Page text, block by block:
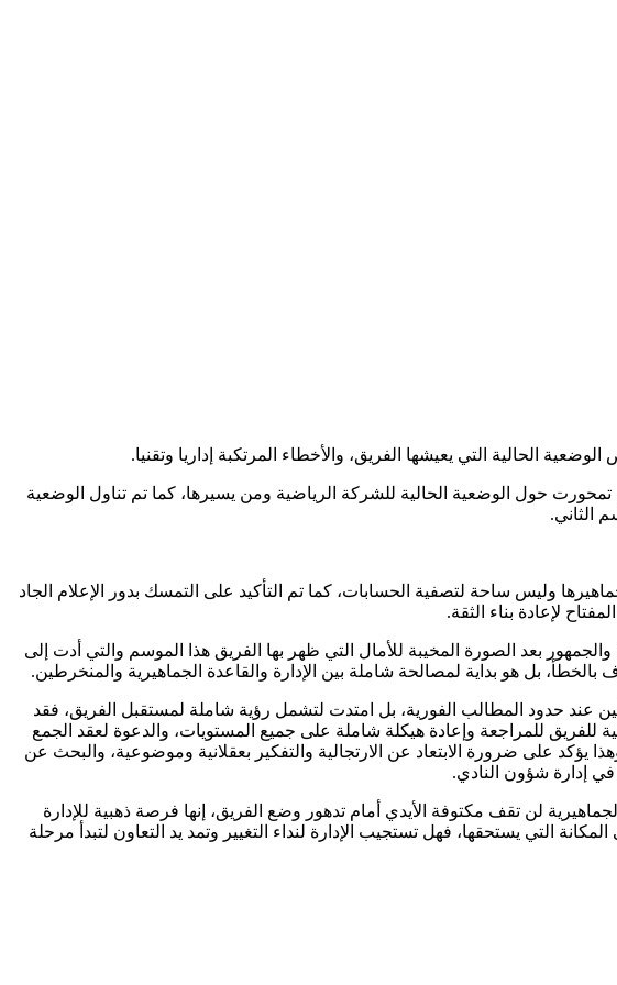
الحالية التي يعيشها الفريق، والأخطاء المرتكبة إداريا وتقنيا.
من النقط المهمة، والتي تمحورت حول الوضعية الحالية للشركة الرياضية ومن يسيرها، كما تم تناول الوضعية
الثاني.
وليس ساحة لتصفية الحسابات، كما تم التأكيد على التمسك بدور الإعلام الجاد
لإعادة بناء الثقة.
بعد الصورة المخيبة للأمال التي ظهر بها الفريق هذا الموسم والتي أدت إلى
بل هو بداية لمصالحة شاملة بين الإدارة والقاعدة الجماهيرية والمنخرطين.
عند حدود المطالب الفورية، بل امتدت لتشمل رؤية شاملة لمستقبل الفريق، فقد
للفريق للمراجعة وإعادة هيكلة شاملة على جميع المستويات، والدعوة لعقد الجمع
على ضرورة الابتعاد عن الارتجالية والتفكير بعقلانية وموضوعية، والبحث عن
في إدارة شؤون النادي.
لن تقف مكتوفة الأيدي أمام تدهور وضع الفريق، إنها فرصة ذهبية للإدارة
التي يستحقها، فهل تستجيب الإدارة لنداء التغيير وتمد يد التعاون لتبدأ مرحلة